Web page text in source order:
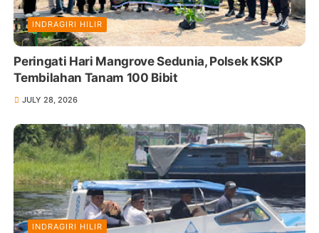
INDRAGIRI HILIR
Peringati Hari Mangrove Sedunia, Polsek KSKP
Tembilahan Tanam 100 Bibit
JULY 28, 2026
INDRAGIRI HILIR